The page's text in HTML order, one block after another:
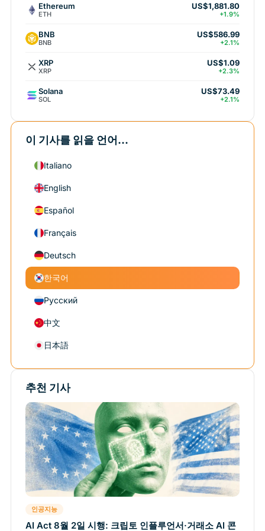
Ethereum
ETH
US$1,881.80
+1.9%
BNB
BNB
US$586.99
+2.1%
XRP
XRP
US$1.09
+2.3%
Solana
SOL
US$73.49
+2.1%
이 기사를 읽을 언어...
Italiano
English
Español
Français
Deutsch
한국어
Русский
中文
日本語
추천 기사
인공지능
AI Act 8월 2일 시행: 크립토 인플루언서·거래소 AI 콘